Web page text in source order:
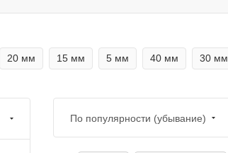
20 мм 15 мм 5 мм 40 мм 30 мм
По популярности (убывание)